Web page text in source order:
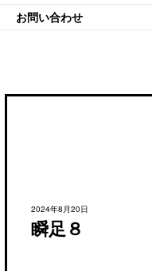
お問い合わせ
2024年8月20日
瞬足８